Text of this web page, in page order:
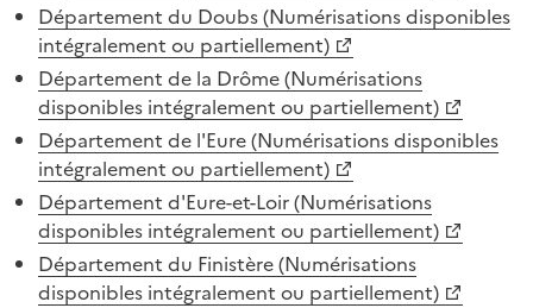
Département du Doubs (Numérisations disponibles
intégralement ou partiellement)
Département de la Drôme (Numérisations
disponibles intégralement ou partiellement)
Département de l'Eure (Numérisations disponibles
intégralement ou partiellement)
Département d'Eure-et-Loir (Numérisations
disponibles intégralement ou partiellement)
Département du Finistère (Numérisations
disponibles intégralement ou partiellement)